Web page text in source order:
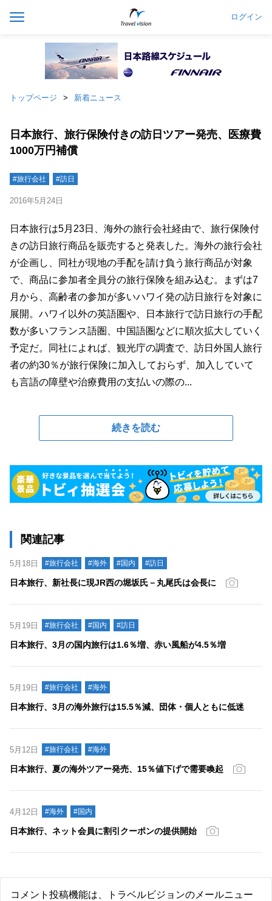
ログイン
トップページ 新着ニュース
日本旅行、旅行保険付きの訪日ツアー発売、医療費
1000万円補償
#旅行会社 #訪日
2016年5月24日
日本旅行は5月23日、海外の旅行会社経由で、旅行保険付
きの訪日旅行商品を販売すると発表した。海外の旅行会社
が企画し、同社が現地の手配を請け負う旅行商品が対象
で、商品に参加者全員分の旅行保険を組み込む。まずは7
月から、高齢者の参加が多いハワイ発の訪日旅行を対象に
展開。ハワイ以外の英語圏や、日本旅行で訪日旅行の手配
数が多いフランス語圏、中国語圏などに順次拡大していく
予定だ。同社によれば、観光庁の調査で、訪日外国人旅行
者の約30％が旅行保険に加入しておらず、加入していて
も言語の障壁や治療費用の支払いの際の...
続きを読む
関連記事
5月18日 #旅行会社 #海外 #国内 #訪日
日本旅行、新社長に現JR西の堀坂氏－丸尾氏は会長に
5月19日 #旅行会社 #国内 #訪日
日本旅行、3月の国内旅行は1.6％増、赤い風船が4.5％増
5月19日 #旅行会社 #海外
日本旅行、3月の海外旅行は15.5％減、団体・個人ともに低迷
5月12日 #旅行会社 #海外
日本旅行、夏の海外ツアー発売、15％値下げで需要喚起
4月12日 #海外 #国内
日本旅行、ネット会員に割引クーポンの提供開始
コメント投稿機能は、トラベルビジョンのメールニュー